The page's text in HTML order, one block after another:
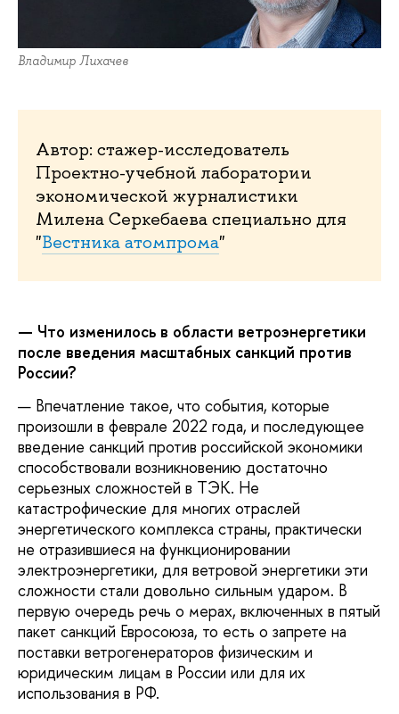
Владимир Лихачев
Автор: стажер-исследователь
Проектно-учебной лаборатории
экономической журналистики
Милена Серкебаева специально для
"Вестника атомпрома"
— Что изменилось в области ветроэнергетики
после введения масштабных санкций против
России?
— Впечатление такое, что события, которые
произошли в феврале 2022 года, и последующее
введение санкций против российской экономики
способствовали возникновению достаточно
серьезных сложностей в ТЭК. Не
катастрофические для многих отраслей
энергетического комплекса страны, практически
не отразившиеся на функционировании
электроэнергетики, для ветровой энергетики эти
сложности стали довольно сильным ударом. В
первую очередь речь о мерах, включенных в пятый
пакет санкций Евросоюза, то есть о запрете на
поставки ветрогенераторов физическим и
юридическим лицам в России или для их
использования в РФ.